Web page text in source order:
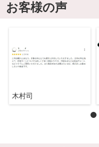
お客様の声
木村司